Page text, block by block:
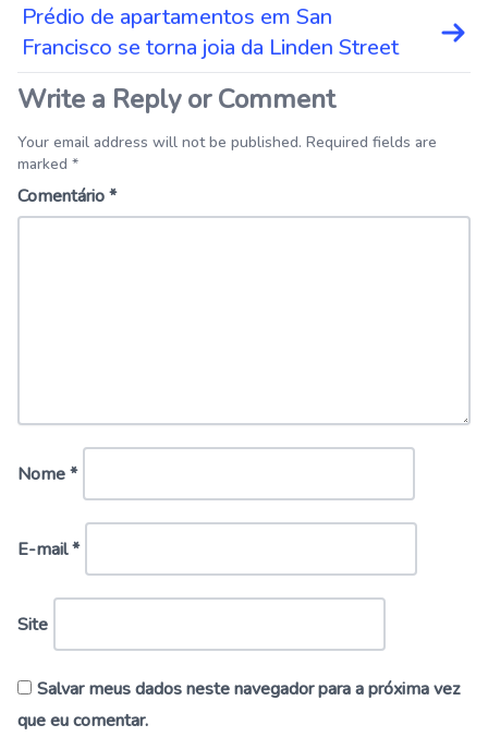
Prédio de apartamentos em San
Francisco se torna joia da Linden Street
Write a Reply or Comment
Your email address will not be published. Required fields are
marked *
Comentário*
Nome*
E-mail*
Site
Salvar meus dados neste navegador para a próxima vez
que eu comentar.